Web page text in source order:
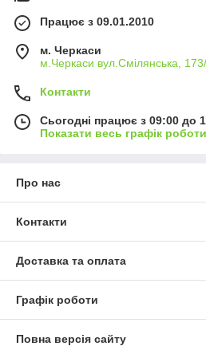
Працює з 09.01.2010
м. Черкаси
м.Черкаси вул.Смілянська,
Контакти
Сьогодні працює з 09:00 до
Показати весь графік роботи
Про нас
Контакти
Доставка та оплата
Графік роботи
Повна версія сайту